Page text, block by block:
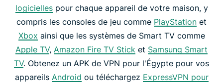
logiciellespour chaque appareil de votre maison, y
compris les consoles de jeu comme PlayStation et
Xbox ainsi que les systèmes de Smart TV comme
Apple TV, Amazon Fire TV Stick et Samsung Smart
TV. Obtenez un APK de VPN pour l'Égypte pour vos
appareils Android ou téléchargez ExpressVPN pour